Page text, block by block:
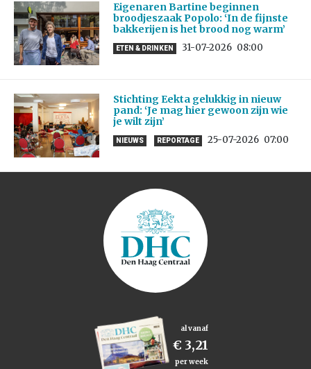
Eigenaren Bartine beginnen
broodjeszaak Popolo: ‘In de fijnste
bakkerijen is het brood nog warm’
ETEN & DRINKEN 31-07-2026 08:00
Stichting Eekta gelukkig in nieuw
pand: ‘Je mag hier gewoon zijn wie
je wilt zijn’
NIEUWS REPORTAGE 25-07-2026 07:00
al vanaf
€ 3,21
per week